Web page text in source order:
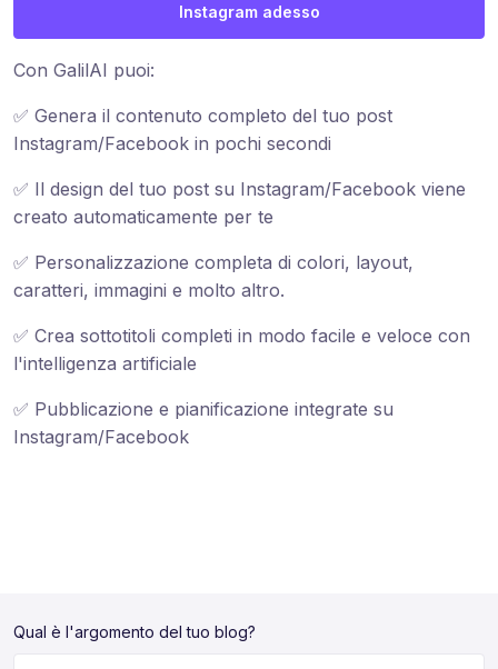
Instagram adesso
Con GalilAI puoi:
✅ Genera il contenuto completo del tuo post
Instagram/Facebook in pochi secondi
✅ Il design del tuo post su Instagram/Facebook viene
creato automaticamente per te
✅ Personalizzazione completa di colori, layout,
caratteri, immagini e molto altro.
✅ Crea sottotitoli completi in modo facile e veloce con
l'intelligenza artificiale
✅ Pubblicazione e pianificazione integrate su
Instagram/Facebook
Qual è l'argomento del tuo blog?